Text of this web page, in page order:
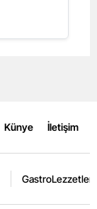
Künye İletişim
GastroLezzetler